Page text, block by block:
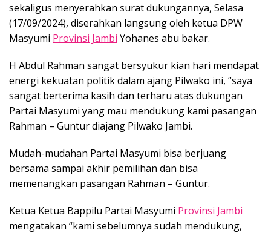
sekaligus menyerahkan surat dukungannya, Selasa
(17/09/2024), diserahkan langsung oleh ketua DPW
Masyumi Provinsi Jambi Yohanes abu bakar.
H Abdul Rahman sangat bersyukur kian hari mendapat
energi kekuatan politik dalam ajang Pilwako ini, “saya
sangat berterima kasih dan terharu atas dukungan
Partai Masyumi yang mau mendukung kami pasangan
Rahman – Guntur diajang Pilwako Jambi.
Mudah-mudahan Partai Masyumi bisa berjuang
bersama sampai akhir pemilihan dan bisa
memenangkan pasangan Rahman – Guntur.
Ketua Ketua Bappilu Partai Masyumi Provinsi Jambi
mengatakan “kami sebelumnya sudah mendukung,